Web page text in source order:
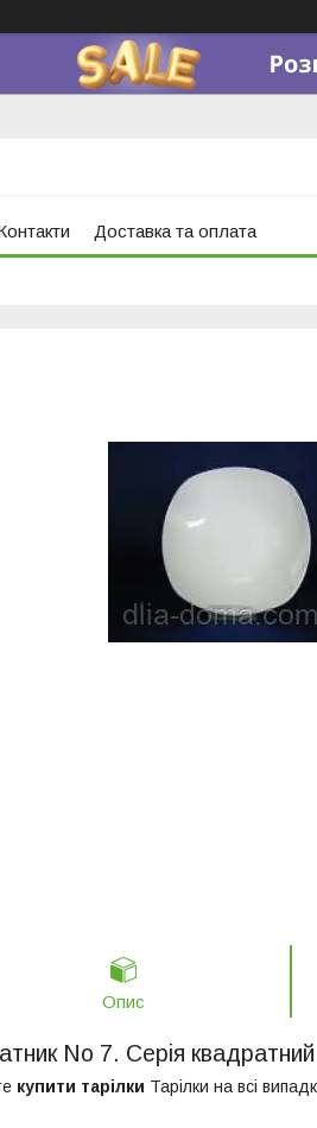
Доставка та оплата
Опис
No 7. Серія квадратний
купити тарілки Тарілки на всі